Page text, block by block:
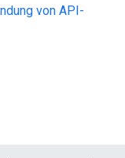
von API-